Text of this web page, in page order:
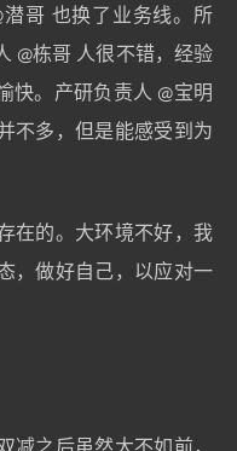
潜哥 也换了业务线。所
@栋哥 人很不错，经验
快。产研负责人 @宝明
不多，但是能感受到为
在的。大环境不好，我
，做好自己，以应对一